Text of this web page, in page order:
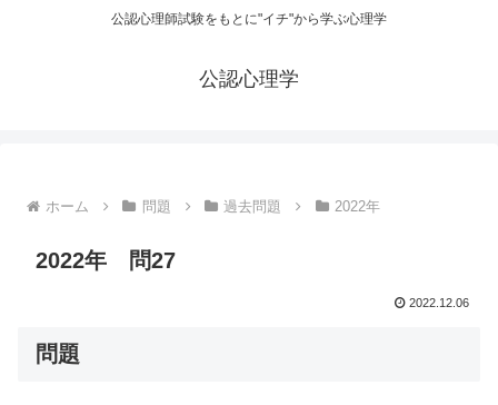
公認心理師試験をもとに"イチ"から学ぶ心理学
公認心理学
ホーム 問題 過去問題 2022年
2022年 問27
2022.12.06
問題